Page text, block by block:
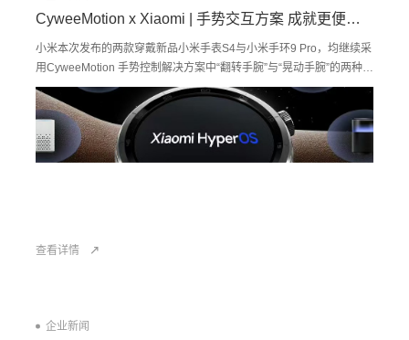
CyweeMotion x Xiaomi | 手势交互方案 成就更便捷的操控体验
小米本次发布的两款穿戴新品小米手表S4与小米手环9 Pro，均继续采
用CyweeMotion 手势控制解决方案中“翻转手腕”与“晃动手腕”的两种手
势。用户可通过手势触发自定义功能，实现个性化的操作体验，单手
即可完成操控，真正通过智能腕戴设备“解放双手”。
查看详情
企业新闻